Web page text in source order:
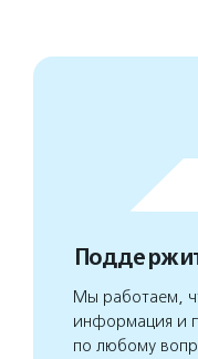
Мы работаем,
информация и
по любому